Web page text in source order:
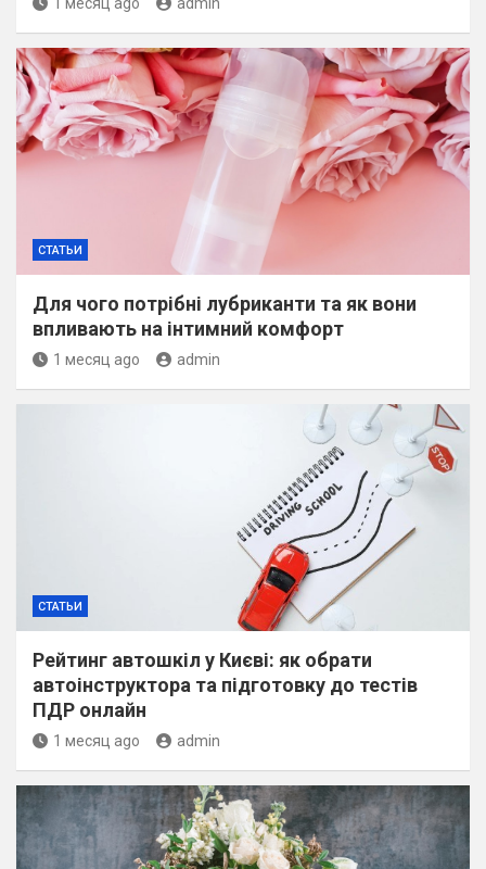
СТАТЬИ
Для чого потрібні лубриканти та як вони
впливають на інтимний комфорт
1 месяц ago admin
СТАТЬИ
Рейтинг автошкіл у Києві: як обрати
автоінструктора та підготовку до тестів
ПДР онлайн
1 месяц ago admin